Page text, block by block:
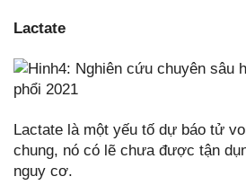
Lactate
Lactate là một yếu tố dự báo tử
chung, nó có lẽ chưa được tận
nguy cơ.